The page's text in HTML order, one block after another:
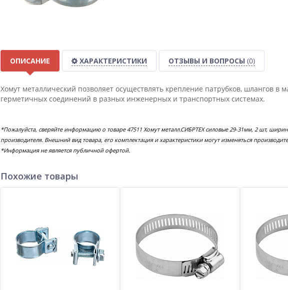
ОПИСАНИЕ ХАРАКТЕРИСТИКИ ОТЗЫВЫ И ВОПРОСЫ (0)
Хомут металлический позволяет осуществлять крепление патрубков, шлангов в
герметичных соединений в разных инженерных и транспортных системах.
*Пожалуйста, сверяйте информацию о товаре 47511 Хомут металл.СИБРТЕХ силовые 29-31мм, 2 шт,
производителя. Внешний вид товара, его комплектация и характеристики могут изменяться
*Информация не является публичной офертой.
Похожие товары